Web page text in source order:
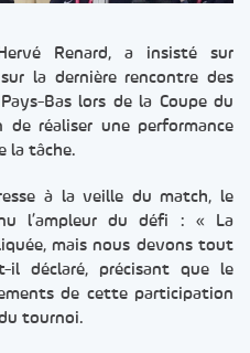
Renard, a insisté sur
la dernière rencontre des
Bas lors de la Coupe du
de réaliser une performance
la tâche.
à la veille du match, le
l’ampleur du défi : « La
mais nous devons tout
déclaré, précisant que le
de cette participation
tournoi.